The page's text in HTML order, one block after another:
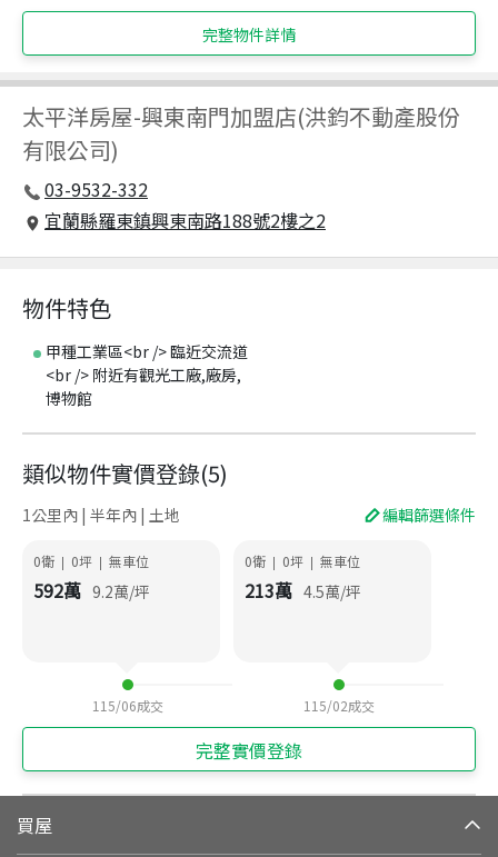
完整物件詳情
太平洋房屋-興東南門加盟店(洪鈞不動產股份
有限公司)
03-9532-332
宜蘭縣羅東鎮興東南路188號2樓之2
物件特色
甲種工業區<br /> 臨近交流道
<br /> 附近有觀光工廠,廠房,
博物館
類似物件實價登錄(5)
1公里內 | 半年內 | 土地 編輯篩選條件
0衛 | 0坪 | 無車位
592萬 9.2萬/坪
115/06成交
0衛 | 0坪 | 無車位
213萬 4.5萬/坪
115/02成交
完整實價登錄
買屋